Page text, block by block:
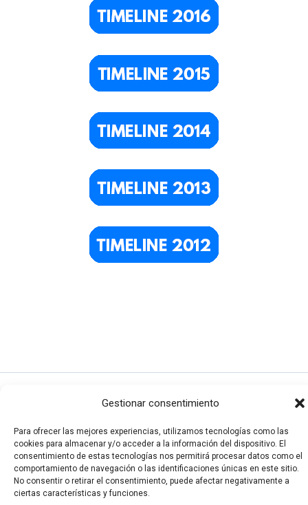
Gestionar consentimiento
Para ofrecer las mejores experiencias, utilizamos tecnologías como las
cookies para almacenar y/o acceder a la información del dispositivo. El
consentimiento de estas tecnologías nos permitirá procesar datos como el
comportamiento de navegación o las identificaciones únicas en este sitio.
No consentir o retirar el consentimiento, puede afectar negativamente a
ciertas características y funciones.